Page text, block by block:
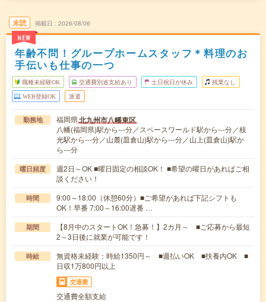
未読
NEW
掲載日 2026/08/06
年齢不問！グループホームスタッフ＊料理のお
手伝いも仕事の一つ
職種未経験OK 交通費別途支給あり 土日祝日が休み 残業なし
WEB登録OK 派遣
勤務地 福岡県北九州市八幡東区
八幡(福岡県)駅から---分／スペースワールド駅から---分／枝
光駅から---分／山麓(皿倉山)駅から---分／山上(皿倉山)駅か
ら---分
曜日頻度
週2日～OK ■曜日固定の相談OK！ ■希望の曜日があればご相
談ください！
時間
9:00～18:00（休憩60分）■ご希望があれば下記シフトも
OK！早番 7:00～16:00遅番 …
期間
【8月中のスタートOK！急募！】2カ月～ ■ご応募から最短
2～3日後に就業が可能です！
時給
無資格未経験：時給1350円～ ■週払いOK ■扶養内OK ■
日収1万800円以上
交通費
交通費全額支給